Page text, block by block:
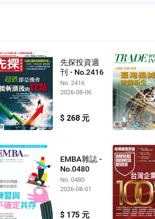
先探投資週
刊 - No.2416
No. 2416
2026-08-06
$ 268 元
EMBA雜誌 -
No.0480
No. 0480
2026-08-01
$ 175 元